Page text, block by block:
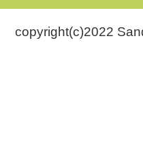
copyright(c)2022